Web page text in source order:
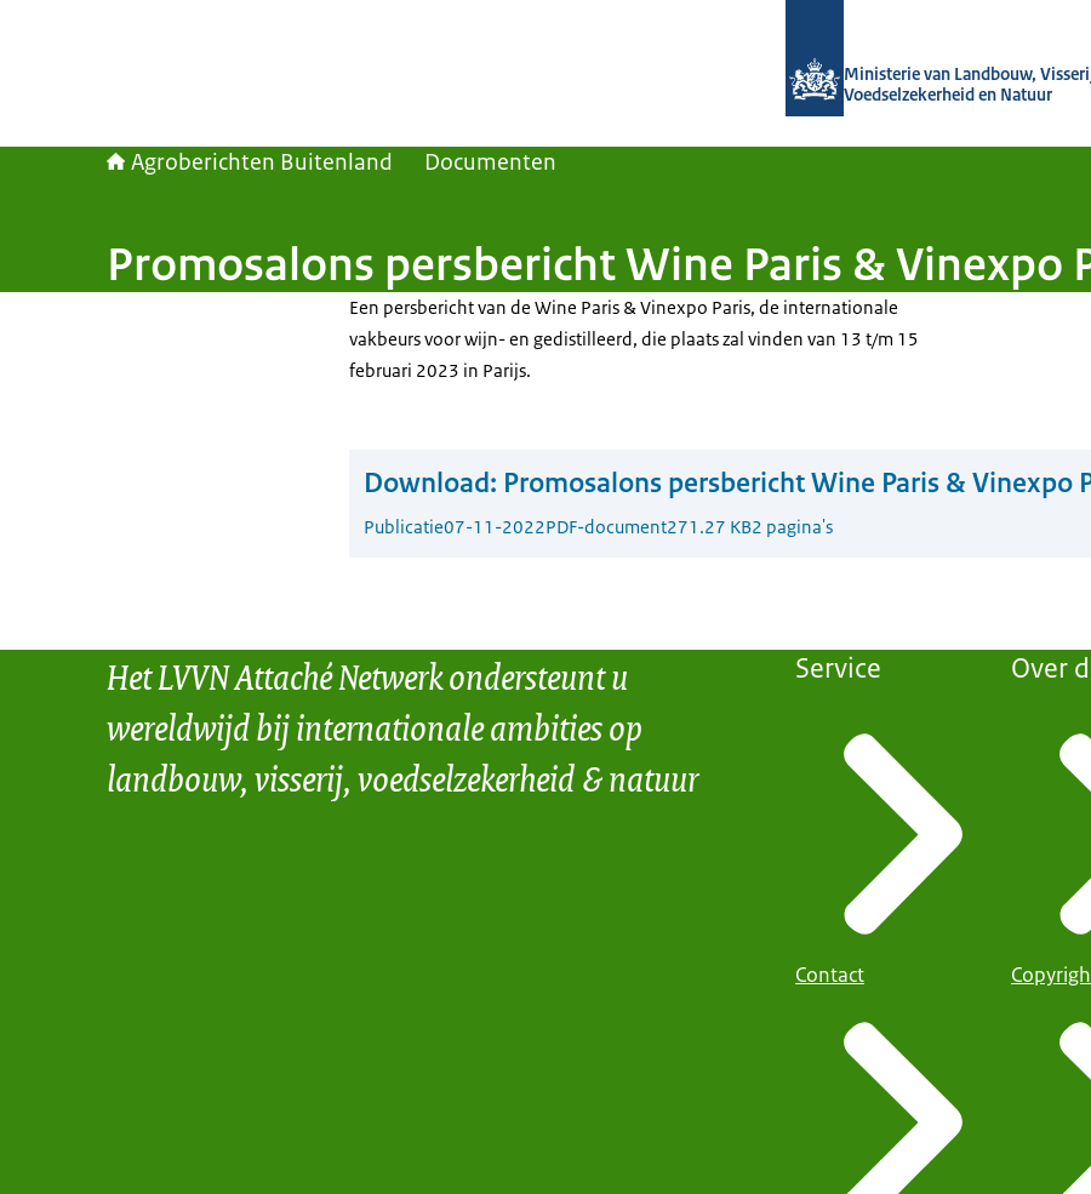
Ministerie van Landbouw,
Voedselzekerheid en Natuur
Agroberichten Buitenland Documenten
Promosalons persbericht Wine Paris & Vinexpo
Een persbericht van de Wine Paris & Vinexpo Paris, de internationale
vakbeurs voor wijn- en gedistilleerd, die plaats zal vinden van 13 t/m 15
februari 2023 in Parijs.
Download: Promosalons persbericht Wine Paris & Vinexpo
Publicatie07-11-2022PDF-document271.27 KB2 pagina's
Het LVVN Attaché Netwerk ondersteunt u
wereldwijd bij internationale ambities op
landbouw, visserij, voedselzekerheid & natuur
Service
Contact
Over